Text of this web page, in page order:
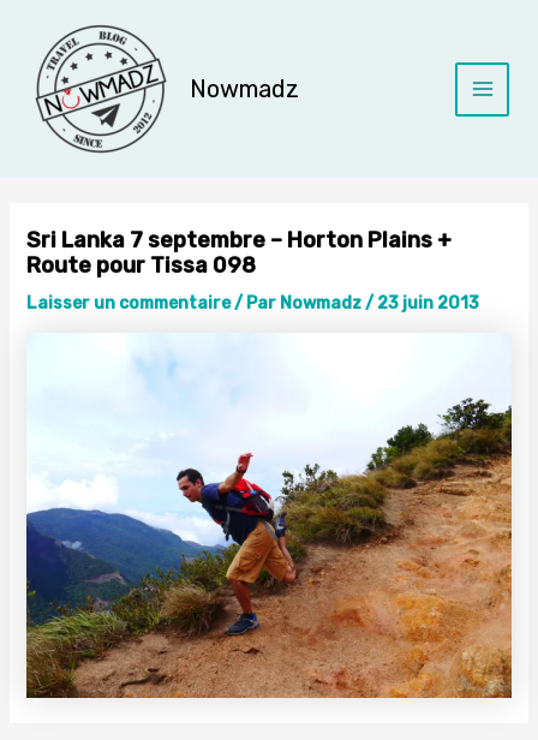
contenu
Nowmadz
Main
Sri Lanka 7 septembre – Horton Plains +
Route pour Tissa 098
Laisser un commentaire / Par Nowmadz/ 23 juin 2013